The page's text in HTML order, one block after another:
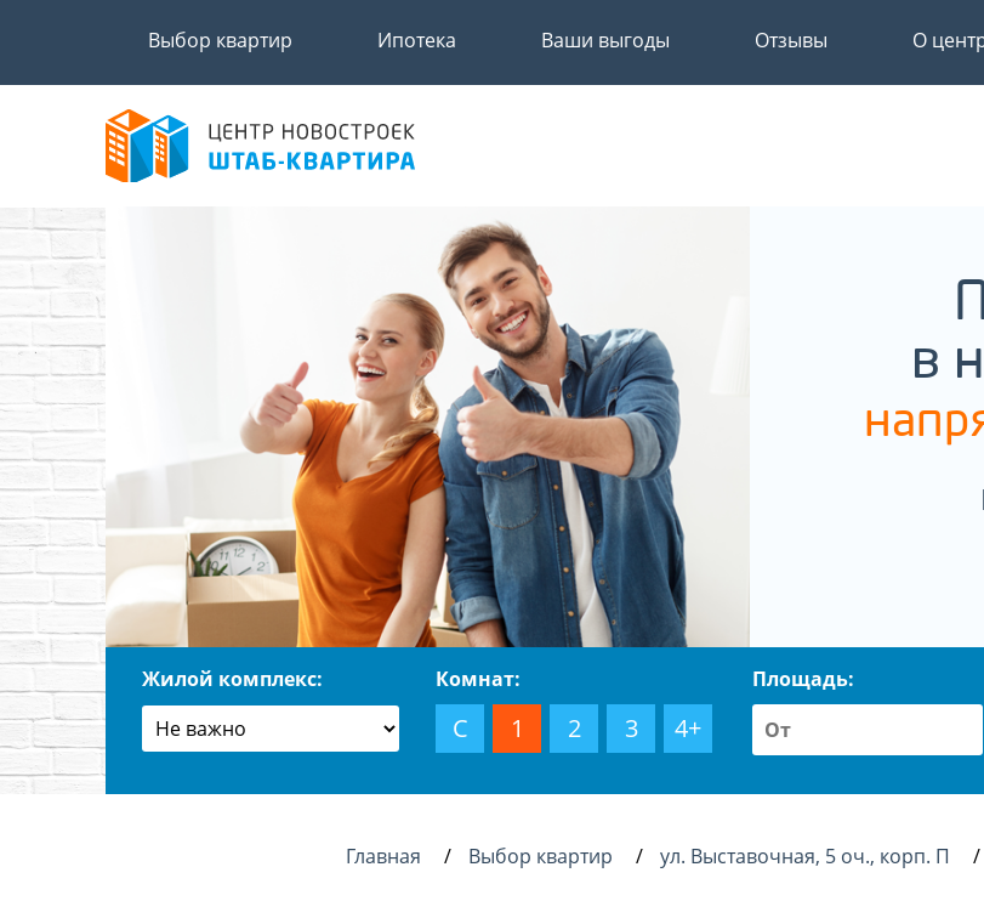
Выбор квартир Ипотека Ваши выгоды Отзывы О
в
Жилой комплекс: Комнат:
С 1 2 3 4+
Площадь:
Главная Выбор квартир ул. Выставочная, 5 оч., корп. П